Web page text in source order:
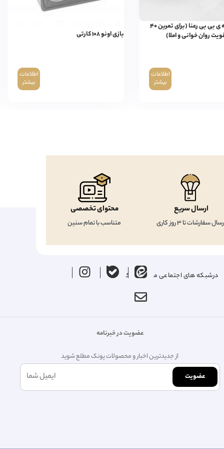
کتاب ۴۰ قصه ی بی بی رعنا (برای تمرین ۴۰
روان خوانی و املا)
اطلاعات
بیشتر
بازی اونو ۱۰۸ کارتی
اطلاعات
بیشتر
ارسال سریع
سفارشات تا 3 روز کاری
محتوای تخصصی
متناسب با تمام سنین
درشبکه های اجتماعی ما را دنبال کنید
عضویت در خبرنامه
از جدیدترین اخبار و محصولات پونک مطلع شوید
عضویت